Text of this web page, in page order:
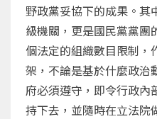
野政黨妥協下的成果。其
級機關，更是國民黨黨團
個法定的組織數目限制，
架，不論是基於什麼政治
府必須遵守，即令行政內
持下去，並隨時在立法院